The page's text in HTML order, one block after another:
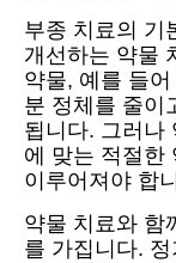
부종 치료의 기
개선하는 약물
약물, 예를 들
분 정체를 줄이
됩니다. 그러나
에 맞는 적절한
이루어져야 합
약물 치료와 함
를 가집니다.